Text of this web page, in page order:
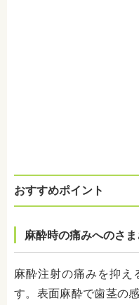
おすすめポイント
麻酔時の痛みへのさ
麻酔注射の痛みを抑え
す。表面麻酔で歯茎の